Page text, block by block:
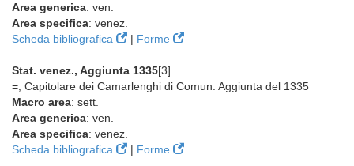
Area generica: ven.
Area specifica: venez.
Scheda bibliografica
| Forme
Stat. venez., Aggiunta 1335[3]
=, Capitolare dei Camarlenghi di Comun. Aggiunta del 1335
Macro area: sett.
Area generica: ven.
Area specifica: venez.
Scheda bibliografica
| Forme